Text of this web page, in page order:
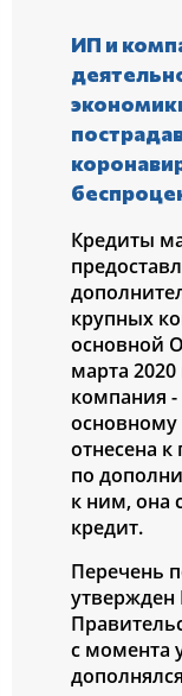
ИП и
Кредиты
крупных
основной
марта
компания -
основному
отнесена
по
к ним, она
кредит.
Перечень
утвержден
с момента